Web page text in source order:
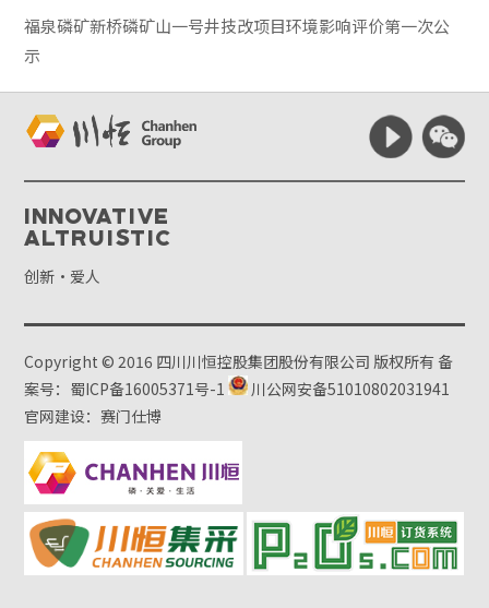
福泉磷矿新桥磷矿山一号井技改项目环境影响评价第一次公
示
Innovative
Altruistic
创新·爱人
Copyright © 2016 四川川恒控股集团股份有限公司 版权所有备
案号：蜀ICP备16005371号-1
川公网安备51010802031941
官网建设：赛门仕博